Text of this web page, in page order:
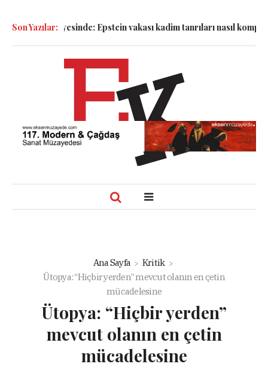
Son Yazılar:Epstein vakası kadim tanrıları nasıl komplo
Ana Sayfa
Kritik
Ütopya: “Hiçbir yerden” mevcut olanın en çetin
mücadelesine
Ütopya: “Hiçbir yerden”
mevcut olanın en çetin
mücadelesine